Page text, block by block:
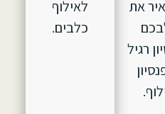
את
רגיל
לאילוף
כלבים.